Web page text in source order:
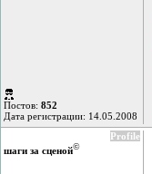
Постов: 852
Дата регистрации: 14.05.2008
Profile
шаги за сценой©